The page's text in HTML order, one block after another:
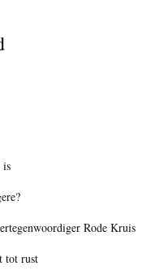
is
Rode Kruis
tot rust